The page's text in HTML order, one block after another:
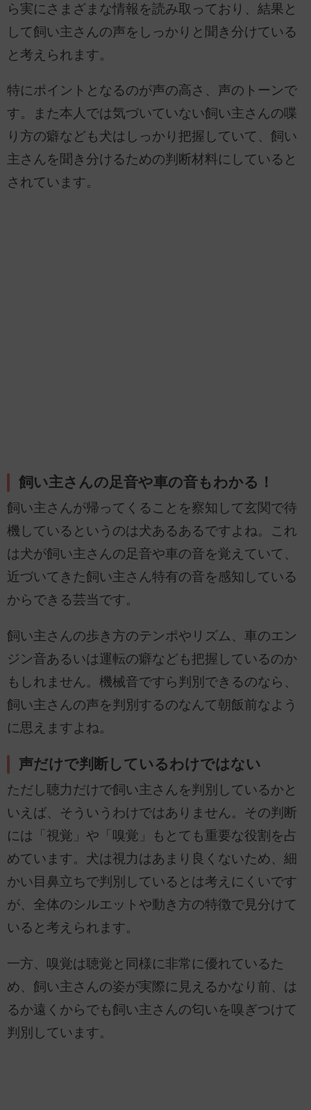
ら実にさまざまな情報を読み取っており、結果と
して飼い主さんの声をしっかりと聞き分けている
と考えられます。
特にポイントとなるのが声の高さ、声のトーンで
す。また本人では気づいていない飼い主さんの喋
り方の癖なども犬はしっかり把握していて、飼い
主さんを聞き分けるための判断材料にしていると
されています。
飼い主さんの足音や車の音もわかる！
飼い主さんが帰ってくることを察知して玄関で待
機しているというのは犬あるあるですよね。これ
は犬が飼い主さんの足音や車の音を覚えていて、
近づいてきた飼い主さん特有の音を感知している
からできる芸当です。
飼い主さんの歩き方のテンポやリズム、車のエン
ジン音あるいは運転の癖なども把握しているのか
もしれません。機械音ですら判別できるのなら、
飼い主さんの声を判別するのなんて朝飯前なよう
に思えますよね。
声だけで判断しているわけではない
ただし聴力だけで飼い主さんを判別しているかと
いえば、そういうわけではありません。その判断
には「視覚」や「嗅覚」もとても重要な役割を占
めています。犬は視力はあまり良くないため、細
かい目鼻立ちで判別しているとは考えにくいです
が、全体のシルエットや動き方の特徴で見分けて
いると考えられます。
一方、嗅覚は聴覚と同様に非常に優れているた
め、飼い主さんの姿が実際に見えるかなり前、は
るか遠くからでも飼い主さんの匂いを嗅ぎつけて
判別しています。